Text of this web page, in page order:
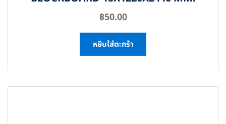
฿50.00
หยิบใส่ตะกร้า